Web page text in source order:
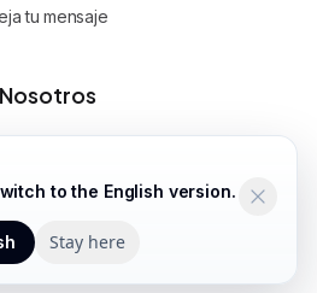
tu mensaje
Nosotros
Contacto
WhatsApp
to the English version.
Stay here